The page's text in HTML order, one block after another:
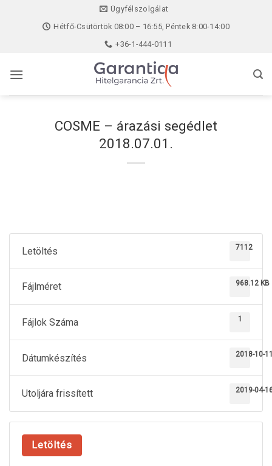
Ügyfélszolgálat
Hétfő-Csütörtök 08:00 – 16:55, Péntek 8:00-14:00
+36-1-444-0111
COSME – árazási segédlet
2018.07.01.
Letöltés 7112
Fájlméret 968.12 KB
Fájlok Száma 1
Dátumkészítés 2018-10-
Utoljára frissített 2019-04-
Letöltés